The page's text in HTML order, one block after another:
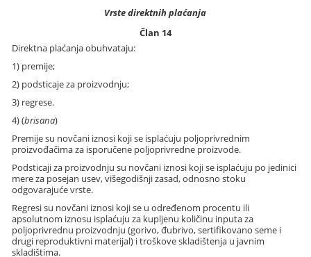
Vrste direktnih plaćanja
Član 14
Direktna plaćanja obuhvataju:
1) premije;
2) podsticaje za proizvodnju;
3) regrese.
4) (brisana)
Premije su novčani iznosi koji se isplaćuju poljoprivrednim
proizvođačima za isporučene poljoprivredne proizvode.
Podsticaji za proizvodnju su novčani iznosi koji se isplaćuju po jedinici
mere za posejan usev, višegodišnji zasad, odnosno stoku
odgovarajuće vrste.
Regresi su novčani iznosi koji se u određenom procentu ili
apsolutnom iznosu isplaćuju za kupljenu količinu inputa za
poljoprivrednu proizvodnju (gorivo, đubrivo, sertifikovano seme i
drugi reproduktivni materijal) i troškove skladištenja u javnim
skladištima.